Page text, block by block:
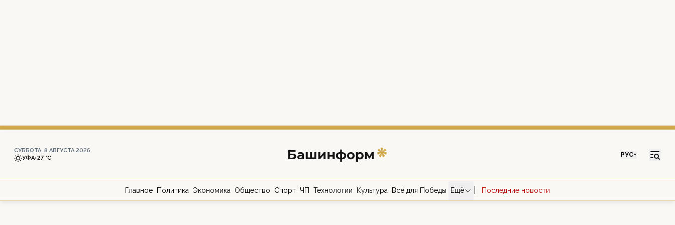
СУББОТА, 8 АВГУСТА 2026
УФА+27 °С РУС
Главное Политика Экономика Общество Спорт ЧП Технологии Культура Всё для Победы Ещё Последние новости